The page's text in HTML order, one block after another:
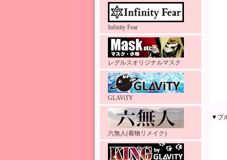
Infinity Fear
レグルスオリジナルマスク
GLAViTY
六無人(着物リメイク)
▼ブ